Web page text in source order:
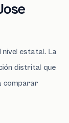
nivel estatal. La
distrital que
comparar